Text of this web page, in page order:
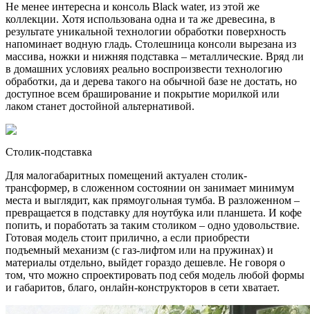
Не менее интересна и консоль Black water, из этой же
коллекции. Хотя использована одна и та же древесина, в
результате уникальной технологии обработки поверхность
напоминает водную гладь. Столешница консоли вырезана из
массива, ножки и нижняя подставка – металлические. Вряд ли
в домашних условиях реально воспроизвести технологию
обработки, да и дерева такого на обычной базе не достать, но
доступное всем браширование и покрытие морилкой или
лаком станет достойной альтернативой.
Столик-подставка
Для малогабаритных помещений актуален столик-
трансформер, в сложенном состоянии он занимает минимум
места и выглядит, как прямоугольная тумба. В разложенном –
превращается в подставку для ноутбука или планшета. И кофе
попить, и поработать за таким столиком – одно удовольствие.
Готовая модель стоит прилично, а если приобрести
подъемный механизм (с газ-лифтом или на пружинах) и
материалы отдельно, выйдет гораздо дешевле. Не говоря о
том, что можно спроектировать под себя модель любой формы
и габаритов, благо, онлайн-конструкторов в сети хватает.